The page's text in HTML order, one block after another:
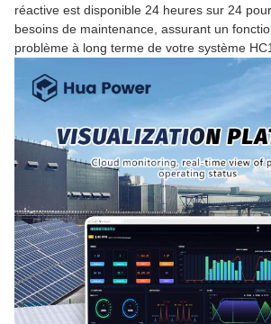
réactive est disponible 24 heures sur 24
besoins de maintenance, assurant un
problème à long terme de votre système